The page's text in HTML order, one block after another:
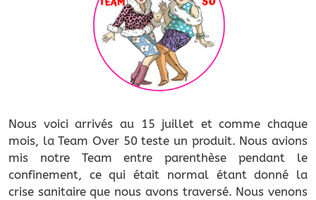
Nous voici arrivés au 15 juillet et comme chaque
mois, la Team Over 50 teste un produit. Nous avions
mis notre Team entre parenthèse pendant le
confinement, ce qui était normal étant donné la
crise sanitaire que nous avons traversé. Nous venons